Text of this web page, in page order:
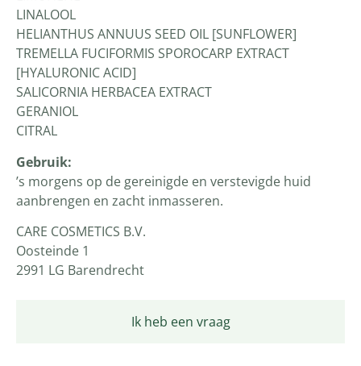
Ik heb een vraag
LINALOOL
HELIANTHUS ANNUUS SEED OIL [SUNFLOWER]
TREMELLA FUCIFORMIS SPOROCARP EXTRACT
[HYALURONIC ACID]
SALICORNIA HERBACEA EXTRACT
GERANIOL
CITRAL
Gebruik:
’s morgens op de gereinigde en verstevigde huid
aanbrengen en zacht inmasseren.
CARE COSMETICS B.V.
Oosteinde 1
2991 LG Barendrecht